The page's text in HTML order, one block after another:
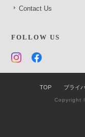
Contact Us
FOLLOW US
TOP プライ
Copyright